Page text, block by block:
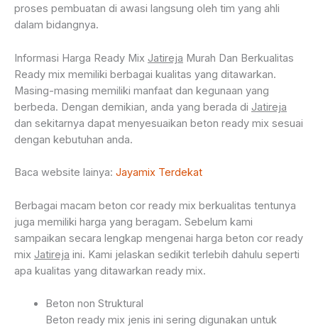
proses pembuatan di awasi langsung oleh tim yang ahli
dalam bidangnya.
Informasi Harga Ready Mix Jatireja Murah Dan Berkualitas
Ready mix memiliki berbagai kualitas yang ditawarkan.
Masing-masing memiliki manfaat dan kegunaan yang
berbeda. Dengan demikian, anda yang berada di Jatireja
dan sekitarnya dapat menyesuaikan beton ready mix sesuai
dengan kebutuhan anda.
Baca website lainya: Jayamix Terdekat
Berbagai macam beton cor ready mix berkualitas tentunya
juga memiliki harga yang beragam. Sebelum kami
sampaikan secara lengkap mengenai harga beton cor ready
mix Jatireja ini. Kami jelaskan sedikit terlebih dahulu seperti
apa kualitas yang ditawarkan ready mix.
Beton non Struktural
Beton ready mix jenis ini sering digunakan untuk